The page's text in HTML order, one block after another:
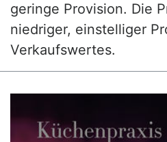
geringe Provision. Die
niedriger, einstelliger
Verkaufswertes.